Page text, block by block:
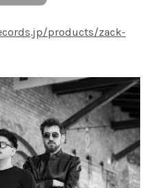
products/zack-